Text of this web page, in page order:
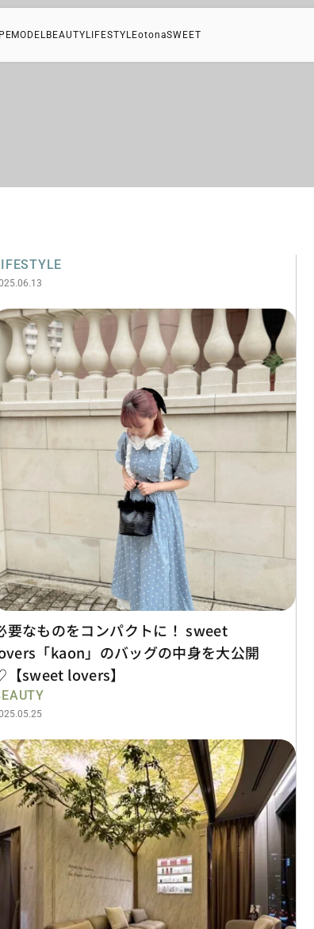
MODELBEAUTY LIFESTYLEotonaSWEET
要なものをコンパクトに！ sweet
「kaon」のバッグの中身を大公開
sweet lovers】